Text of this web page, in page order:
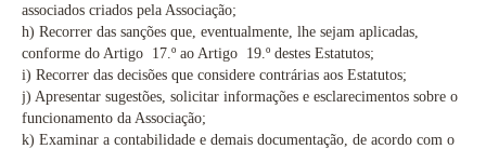
associados criados pela Associação;
h) Recorrer das sanções que, eventualmente, lhe sejam aplicadas,
conforme do Artigo 17.º ao Artigo 19.º destes Estatutos;
i) Recorrer das decisões que considere contrárias aos Estatutos;
j) Apresentar sugestões, solicitar informações e esclarecimentos sobre o
funcionamento da Associação;
k) Examinar a contabilidade e demais documentação, de acordo com o